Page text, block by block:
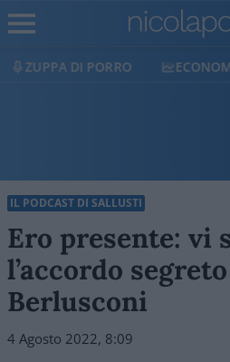
DI PORRO ECONOMIA
IL PODCAST DI SALLUSTI
Ero presente: vi
l’accordo
Berlusconi
4 Agosto 2022, 8:09